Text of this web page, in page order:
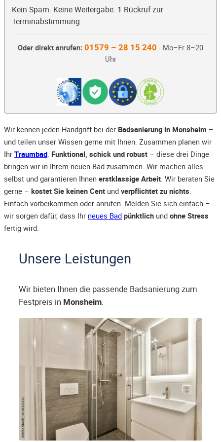
Kein Spam. Keine Weitergabe. 1 Rückruf zur
Terminabstimmung.
Oder direkt anrufen: 01579 – 28 15 240 · Mo–Fr 8–20
Uhr
Wir kennen jeden Handgriff bei der Badsanierung in Monsheim –
und teilen unser Wissen gerne mit Ihnen. Zusammen planen wir
Ihr Traumbad. Funktional, schick und robust – diese drei Dinge
bringen wir in Ihrem neuen Bad zusammen. Wir machen alles
selbst und garantieren Ihnen erstklassige Arbeit. Wir beraten Sie
gerne – kostet Sie keinen Cent und verpflichtet zu nichts.
Einfach vorbeikommen oder anrufen. Melden Sie sich einfach –
wir sorgen dafür, dass Ihr neues Bad pünktlich und ohne Stress
fertig wird.
Unsere Leistungen
Wir bieten Ihnen die passende Badsanierung zum
Festpreis in Monsheim.